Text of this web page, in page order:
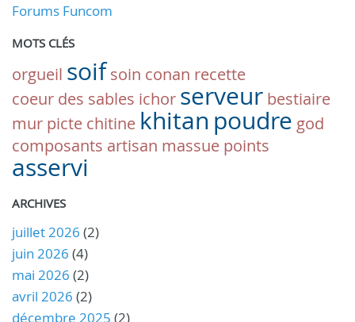
Forums Funcom
MOTS CLÉS
orgueil soif soin conan recette
coeur des sables ichor serveur bestiaire
mur picte chitine khitan poudre god
composants artisan massue points
asservi
ARCHIVES
juillet 2026 (2)
juin 2026 (4)
mai 2026 (2)
avril 2026 (2)
décembre 2025 (2)